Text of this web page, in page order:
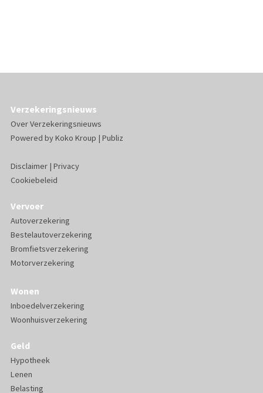
Verzekeringsnieuws
Over Verzekeringsnieuws
Powered byKoko Kroup | Publiz
Disclaimer| Privacy
Cookiebeleid
Vervoer
Autoverzekering
Bestelautoverzekering
Bromfietsverzekering
Motorverzekering
Wonen
Inboedelverzekering
Woonhuisverzekering
Geld
Hypotheek
Lenen
Belasting